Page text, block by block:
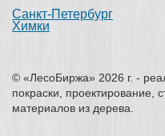
Санкт-Петербург
Химки
© «ЛесоБиржа» 2026 г. -
покраски, проектирование,
материалов из дерева.